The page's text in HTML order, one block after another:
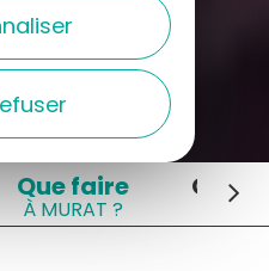
Que faire
À MURAT ?
Où
À